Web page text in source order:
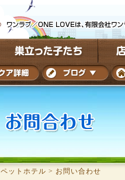
ペットホテル > お問い合わせ